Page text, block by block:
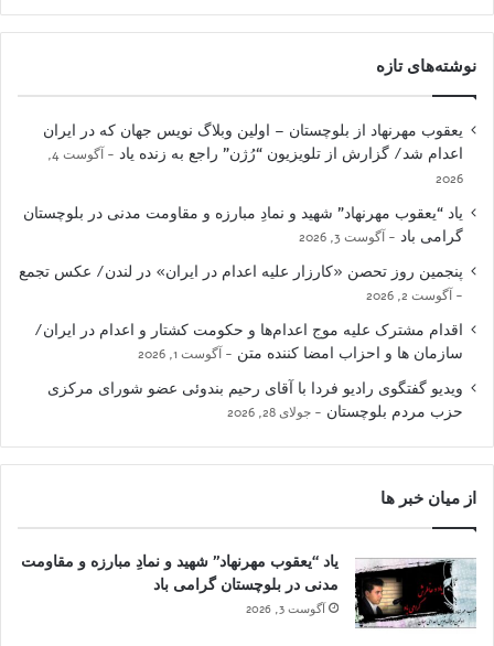
نوشته‌های تازه
یعقوب مهرنهاد از بلوچستان – اولین وبلاگ نویس جهان که در ایران
اعدام شد/ گزارش از تلویزیون “رُژن” راجع به زنده یاد
آگوست 4,
2026
یاد “یعقوب مهرنهاد” شهید و نمادِ مبارزه و مقاومت مدنی در بلوچستان
گرامی باد
آگوست 3, 2026
پنجمین روز تحصن «کارزار علیه اعدام در ایران» در لندن/ عکس تجمع
آگوست 2, 2026
اقدام مشترک علیه موج اعدام‌ها و حکومت کشتار و اعدام در ایران/
سازمان ها و احزاب امضا کننده متن
آگوست 1, 2026
ویدیو گفتگوی رادیو فردا با آقای رحیم بندوئی عضو شورای مرکزی
حزب مردم بلوچستان
جولای 28, 2026
از میان خبر ها
یاد “یعقوب مهرنهاد” شهید و نمادِ مبارزه و مقاومت
مدنی در بلوچستان گرامی باد
آگوست 3, 2026